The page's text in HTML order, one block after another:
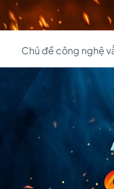
Chủ đề công nghệ